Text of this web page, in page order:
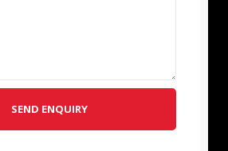
SEND ENQUIRY